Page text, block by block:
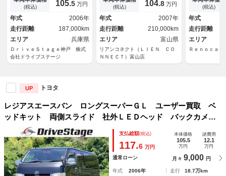
源 社外１７インチアルミ イ
エローフォグ ＣＤ／ＤＶＤ
音楽録音 オートライト キー
レス 車検整備付き
(税込) 105.5 万円
年式
2006年
走行距離
187,000km
エリア
兵庫県
ＤｒｉｖｅＳｔａｇｅ神戸 株式
会社ドライブステージ
(税込) 104.8 万円
年式
2007年
走行距離
210,000km
エリア
富山県
リアンコネクト（ＬＩＥＮ ＣＯ
ＮＮＥＣＴ）富山店
トッパー Ｄ
ＡＷ リボン
ナビ ＥＴ
ＫＮＯＴＲＥ
キット
(税込)
年式
走行距離
エリア
Ｒｅｎｏｃａさ
UP トヨタ
レジアスエースバン ロングスーパーＧＬ ユーザー買取 ベ
ッドキット 両側スライド 社外ＬＥＤヘッド バックカメ
ラ ＥＴＣ １００Ｖ電源 社外１７インチアルミ イエロー
フォグ ＣＤ／ＤＶＤ 音楽録音 オートライト キーレス
車検整備付き
支払総額(税込)
117.6 万円
本体価格
105.5
万円
諸費用
12.1
万円
通常ローン 月々 9,000 円
年式 2006年 走行
18.7万km